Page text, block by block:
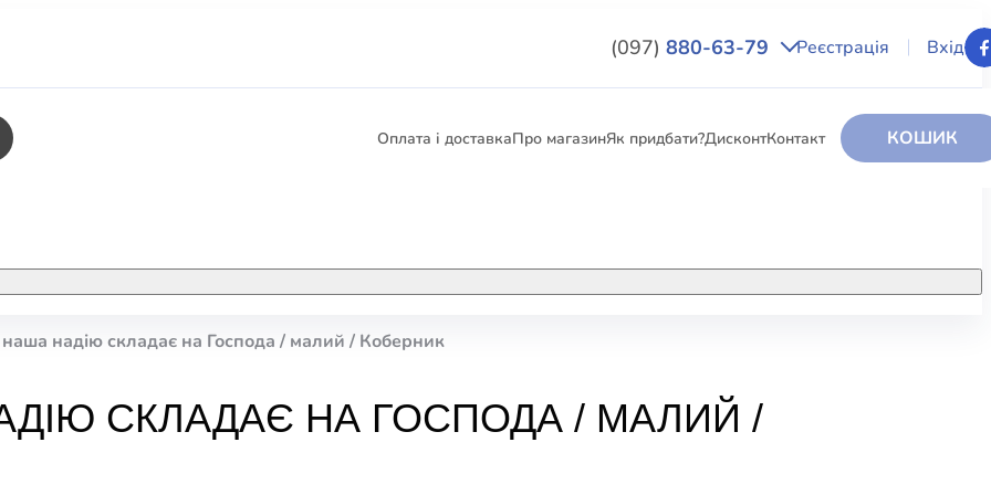
(097) 880-63-79 Реєстрація Вхід
Оплата і доставкаПро магазинЯк придбати?ДисконтКонтакт КОШИК
ЕЛЕКТРОННІ КНИГИ
СУПУТНІ ТОВАРИ
КНИГА В КОМПЛЕКТІ
Ми у Facebook
надію складає на Господа / малий / Коберник
СКЛАДАЄ НА ГОСПОДА / МАЛИЙ /